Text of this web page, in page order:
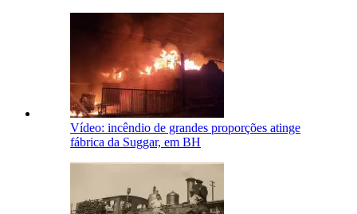
Vídeo: incêndio de grandes proporções atinge
fábrica da Suggar, em BH